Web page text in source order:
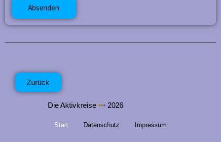
Absenden
Zurück
Die Aktivkreise •••2026
Start Datenschutz Impressum